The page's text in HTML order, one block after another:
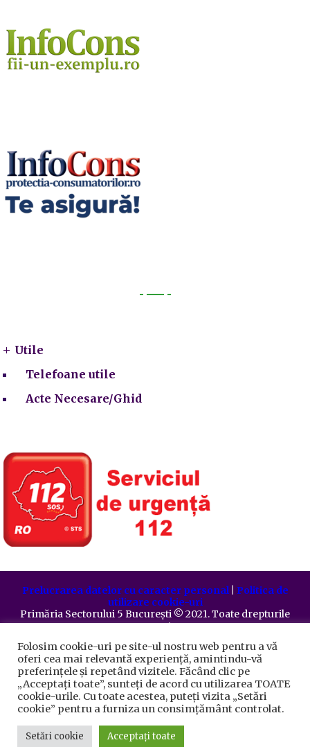
Utile
Telefoane utile
Acte Necesare/Ghid
Prelucrarea datelor cu caracter personal| Politica de
utilizare cookie-uri
Primăria Sectorului 5 București ©️ 2021. Toate drepturile
rezervate.
Folosim cookie-uri pe site-ul nostru web pentru a vă
oferi cea mai relevantă experiență, amintindu-vă
preferințele și repetând vizitele. Făcând clic pe
„Acceptați toate”, sunteți de acord cu utilizarea TOATE
cookie-urile. Cu toate acestea, puteți vizita „Setări
cookie” pentru a furniza un consimțământ controlat.
Setări cookie Acceptați toate